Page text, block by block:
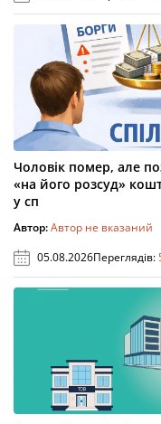
Чоловік помер, але
«на його розсуд»
у сп
Автор:Автор не вказаний
05.08.2026Переглядів: